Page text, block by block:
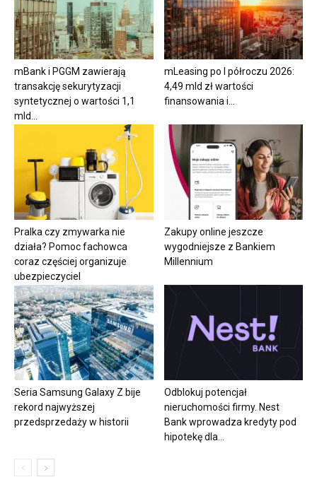
mBank i PGGM zawierają
transakcję sekurytyzacji
syntetycznej o wartości 1,1
mld...
mLeasing po I półroczu 2026:
4,49 mld zł wartości
finansowania i...
Pralka czy zmywarka nie
działa? Pomoc fachowca
coraz częściej organizuje
ubezpieczyciel
Zakupy online jeszcze
wygodniejsze z Bankiem
Millennium
Seria Samsung Galaxy Z bije
rekord najwyższej
przedsprzedaży w historii
Odblokuj potencjał
nieruchomości firmy. Nest
Bank wprowadza kredyty pod
hipotekę dla...